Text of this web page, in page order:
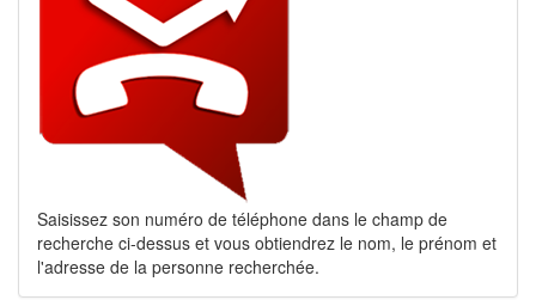
Saisissez son numéro de téléphone dans le champ de
recherche ci-dessus et vous obtiendrez le nom, le prénom et
l'adresse de la personne recherchée.